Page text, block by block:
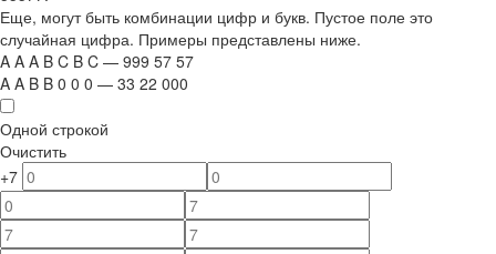
Еще, могут быть комбинации цифр и букв. Пустое поле это
случайная цифра. Примеры представлены ниже.
A A A B C B C — 999 57 57
A A B B 0 0 0 — 33 22 000
Одной строкой
Очистить
+7